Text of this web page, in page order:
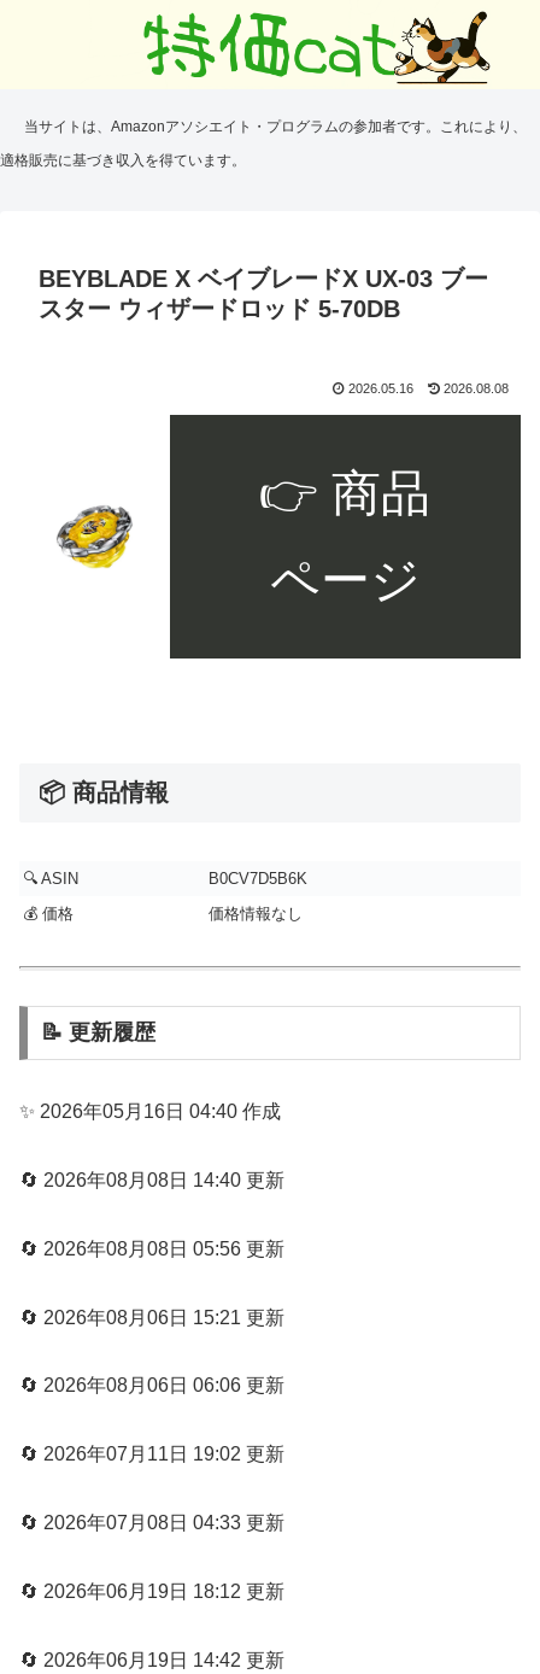
当サイトは、Amazonアソシエイト・プログラムの参加者です。これにより、
適格販売に基づき収入を得ています。
BEYBLADE X ベイブレードX UX-03 ブー
スター ウィザードロッド 5-70DB
2026.05.16 2026.08.08
👉 商品
ページ
📦 商品情報
🔍 ASIN
B0CV7D5B6K
💰 価格
価格情報なし
📝 更新履歴
✨ 2026年05月16日 04:40 作成
🔄 2026年08月08日 14:40 更新
🔄 2026年08月08日 05:56 更新
🔄 2026年08月06日 15:21 更新
🔄 2026年08月06日 06:06 更新
🔄 2026年07月11日 19:02 更新
🔄 2026年07月08日 04:33 更新
🔄 2026年06月19日 18:12 更新
🔄 2026年06月19日 14:42 更新